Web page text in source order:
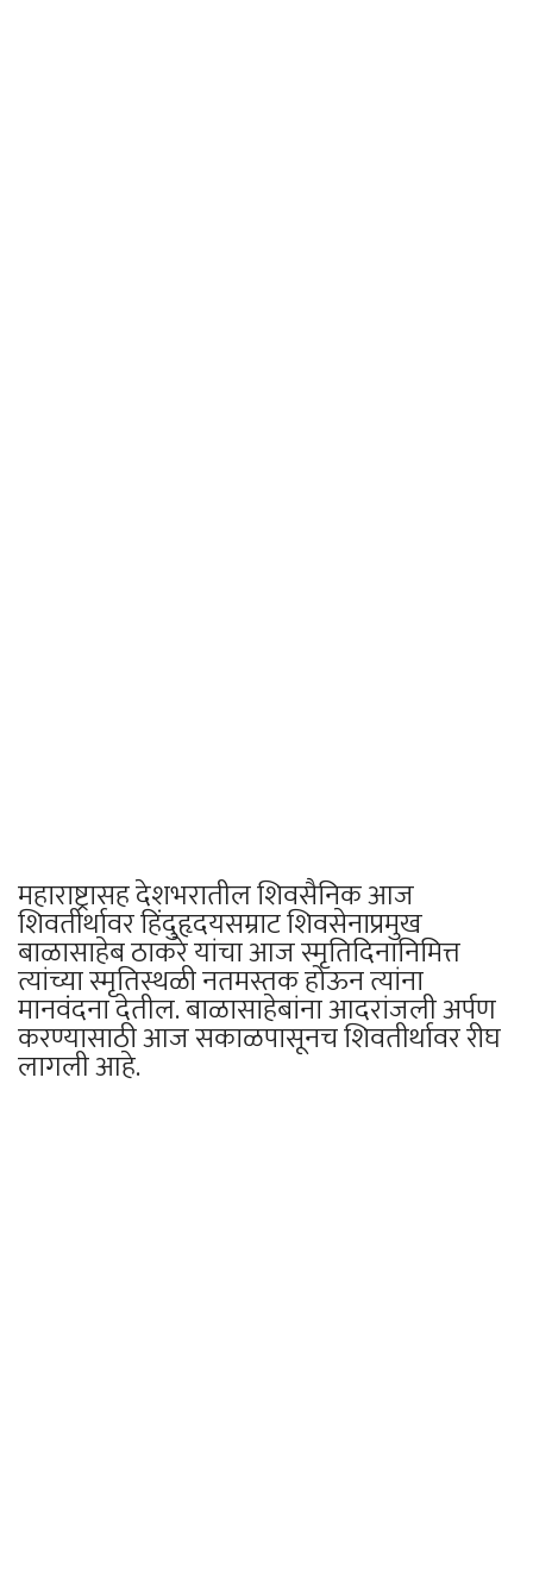
महाराष्ट्रासह देशभरातील शिवसैनिक आज
शिवतीर्थावर हिंदुहृदयसम्राट शिवसेनाप्रमुख
बाळासाहेब ठाकरे यांचा आज स्मृतिदिनानिमित्त
त्यांच्या स्मृतिस्थळी नतमस्तक होऊन त्यांना
मानवंदना देतील. बाळासाहेबांना आदरांजली अर्पण
करण्यासाठी आज सकाळपासूनच शिवतीर्थावर रीघ
लागली आहे.